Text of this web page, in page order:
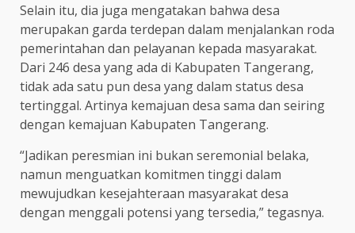
Selain itu, dia juga mengatakan bahwa desa
merupakan garda terdepan dalam menjalankan roda
pemerintahan dan pelayanan kepada masyarakat.
Dari 246 desa yang ada di Kabupaten Tangerang,
tidak ada satu pun desa yang dalam status desa
tertinggal. Artinya kemajuan desa sama dan seiring
dengan kemajuan Kabupaten Tangerang.
“Jadikan peresmian ini bukan seremonial belaka,
namun menguatkan komitmen tinggi dalam
mewujudkan kesejahteraan masyarakat desa
dengan menggali potensi yang tersedia,” tegasnya.